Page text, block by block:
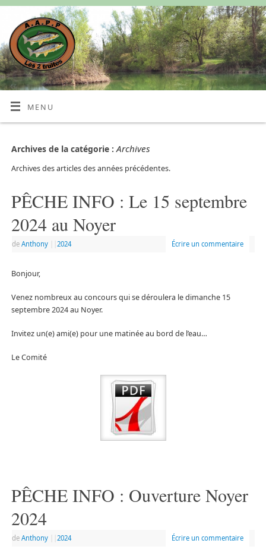
MENU
Archives de la catégorie : Archives
Archives des articles des années précédentes.
PÊCHE INFO : Le 15 septembre
2024 au Noyer
de Anthony 2024 Écrire un commentaire
Bonjour,
Venez nombreux au concours qui se déroulera le dimanche 15
septembre 2024 au Noyer.
Invitez un(e) ami(e) pour une matinée au bord de l’eau…
Le Comité
PÊCHE INFO : Ouverture Noyer
2024
de Anthony 2024 Écrire un commentaire